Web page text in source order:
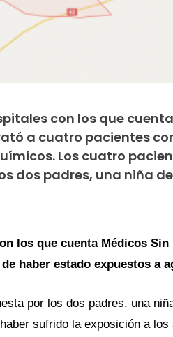
con los que
a cuatro pacientes
Los cuatro
dos padres, una niña
los que cuenta Médicos
haber estado expuestos a
por los dos padres, una
sufrido la exposición a